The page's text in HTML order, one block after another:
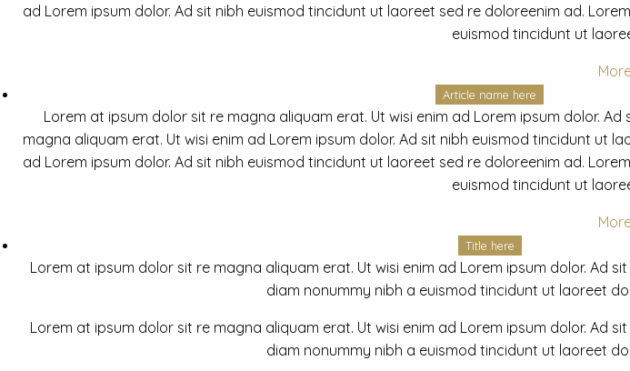
ad Lorem ipsum dolor. Ad sit nibh euismod tincidunt ut laoreet sed re doloreenim ad.
euismod tincidunt ut
Article name here
Lorem at ipsum dolor sit re magna aliquam erat. Ut wisi enim ad Lorem ipsum dolor.
magna aliquam erat. Ut wisi enim ad Lorem ipsum dolor. Ad sit nibh euismod tincidunt ut
ad Lorem ipsum dolor. Ad sit nibh euismod tincidunt ut laoreet sed re doloreenim ad.
euismod tincidunt ut
Title here
Lorem at ipsum dolor sit re magna aliquam erat. Ut wisi enim ad Lorem ipsum dolor. Ad
diam nonummy nibh a euismod tincidunt ut laoreet
Lorem at ipsum dolor sit re magna aliquam erat. Ut wisi enim ad Lorem ipsum dolor. Ad
diam nonummy nibh a euismod tincidunt ut laoreet